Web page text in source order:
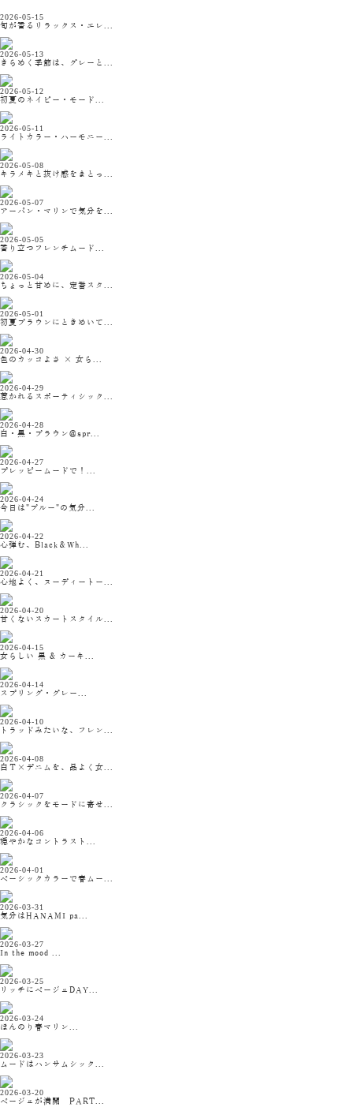
2026-05-15
旬が香るリラックス・エレ...
2026-05-13
きらめく季節は、グレーと...
2026-05-12
初夏のネイビー・モード...
2026-05-11
ライトカラー・ハーモニー...
2026-05-08
キラメキと抜け感をまとっ...
2026-05-07
アーバン・マリンで気分を...
2026-05-05
香り立つフレンチムード...
2026-05-04
ちょっと甘めに、定番スタ...
2026-05-01
初夏ブラウンにときめいて...
2026-04-30
色のカッコよさ × 女ら...
2026-04-29
惹かれるスポーティシック...
2026-04-28
白・黒・ブラウン@spr...
2026-04-27
プレッピームードで！...
2026-04-24
今日は"ブルー"の気分...
2026-04-22
心弾む、Black＆Wh...
2026-04-21
心地よく、ヌーディートー...
2026-04-20
甘くないスカートスタイル...
2026-04-15
女らしい 黒 & カーキ...
2026-04-14
スプリング・グレー...
2026-04-10
トラッドみたいな、フレン...
2026-04-08
白Ｔ×デニムを、品よく女...
2026-04-07
クラシックをモードに寄せ...
2026-04-06
穏やかなコントラスト...
2026-04-01
ベーシックカラーで春ムー...
2026-03-31
気分はHANAMI pa...
2026-03-27
In the mood ...
2026-03-25
リッチにベージュDAY...
2026-03-24
ほんのり春マリン...
2026-03-23
ムードはハンサムシック...
2026-03-20
ベージュが満開 PART...